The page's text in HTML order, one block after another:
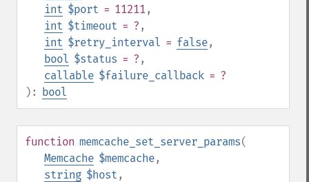
int $port = 11211,
int $timeout = ? ,
int $retry_interval = false,
bool $status = ? ,
callable $failure_callback = ?
): bool
function memcache_set_server_params(
Memcache $memcache,
string $host ,